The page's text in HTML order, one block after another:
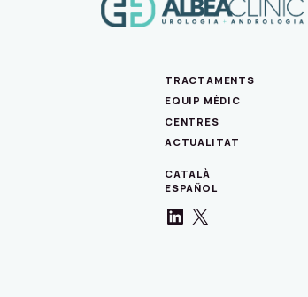
TRACTAMENTS
EQUIP MÈDIC
CENTRES
ACTUALITAT
CATALÀ
ESPAÑOL
LinkedIn
X